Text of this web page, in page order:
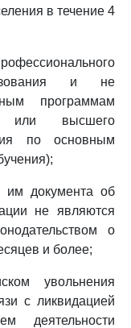
в течение 4
и не
программам
или высшего
по основным
им документа об
не являются
о
и более;
увольнения
с ликвидацией
деятельности